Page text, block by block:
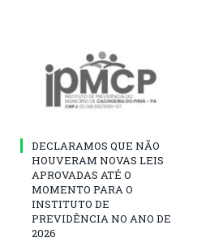
DECLARAMOS QUE NÃO
HOUVERAM NOVAS LEIS
APROVADAS ATÉ O
MOMENTO PARA O
INSTITUTO DE
PREVIDÊNCIA NO ANO DE
2026